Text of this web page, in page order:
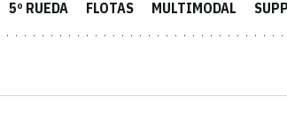
5º RUEDA FLOTAS MULTIMODAL